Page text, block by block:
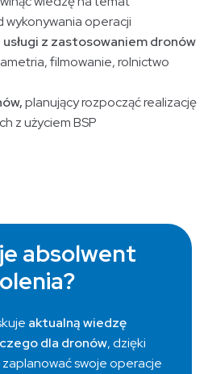
wykonywania operacji
z zastosowaniem dronów
filmowanie, rolnictwo
planujący rozpocząć realizację
z użyciem BSP
absolwent
aktualną wiedzę
dla dronów, dzięki
swoje operacje